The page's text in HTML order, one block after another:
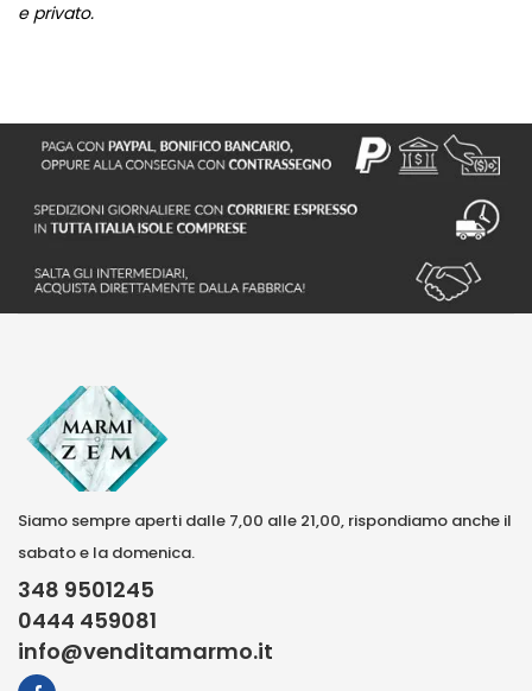
e privato.
Siamo sempre aperti dalle 7,00 alle 21,00, rispondiamo anche il
sabato e la domenica.
348 9501245
0444 459081
info@venditamarmo.it